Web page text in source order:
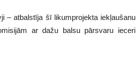
– atbalstīja šī likumprojekta iekļaušanu
ar dažu balsu pārsvaru ieceri